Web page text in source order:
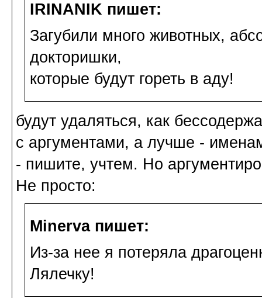
IRINANIK пишет:
Загубили много животных,
докторишки,
которые будут гореть в аду!
будут удаляться, как
с аргументами, а лучше -
- пишите, учтем. Но
Не просто:
Minerva пишет:
Из-за нее я потеряла
Лялечку!